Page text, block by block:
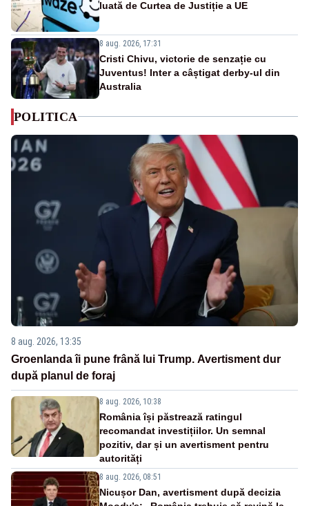
luată de Curtea de Justiție a UE
8 aug. 2026, 17:31
Cristi Chivu, victorie de senzație cu
Juventus! Inter a câștigat derby-ul din
Australia
POLITICA
8 aug. 2026, 13:35
Groenlanda îi pune frână lui Trump. Avertisment dur
după planul de foraj
8 aug. 2026, 10:38
România își păstrează ratingul
recomandat investițiilor. Un semnal
pozitiv, dar și un avertisment pentru
autorități
8 aug. 2026, 08:51
Nicușor Dan, avertisment după decizia